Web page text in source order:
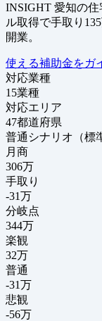
INSIGHT 愛知の
ル取得で手取り
開業。
使える補助金をガ
対応業種
15業種
対応エリア
47都道府県
普通シナリオ（標
月商
306万
手取り
-31万
分岐点
344万
楽観
32万
普通
-31万
悲観
-56万